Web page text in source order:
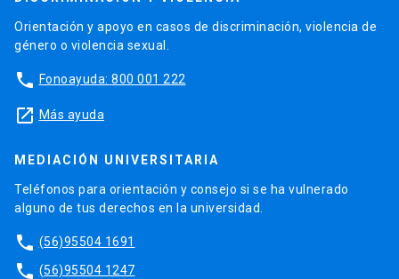
Orientación y apoyo en casos de discriminación, violencia de
género o violencia sexual.
phone Fonoayuda: 800 001 222
launch Más ayuda
MEDIACIÓN UNIVERSITARIA
Teléfonos para orientación y consejo si se ha vulnerado
alguno de tus derechos en la universidad.
phone (56)95504 1691
phone (56)95504 1247